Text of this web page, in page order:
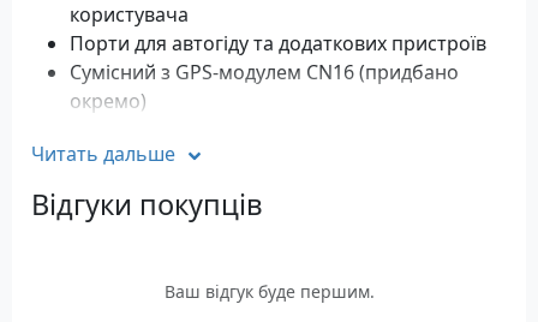
користувача
Порти для автогіду та додаткових пристроїв
Сумісний з GPS-модулем CN16 (придбано
окремо)
Вага: 10,9 кг (без штатива)
Стандартна комплектація NexStar 8 SE
Діагональне дзеркало 1,25"
Читать дальше
Відгуки покупців
Ваш відгук буде першим.